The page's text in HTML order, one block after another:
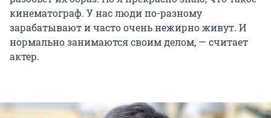
кинематограф. У нас люди по-разному
зарабатывают и часто очень нежирно живут. И
нормально занимаются своим делом, — считает
актер.